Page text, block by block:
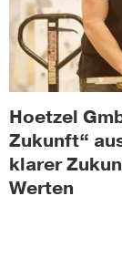
Hoetzel
Zukunft“
klarer
Werten